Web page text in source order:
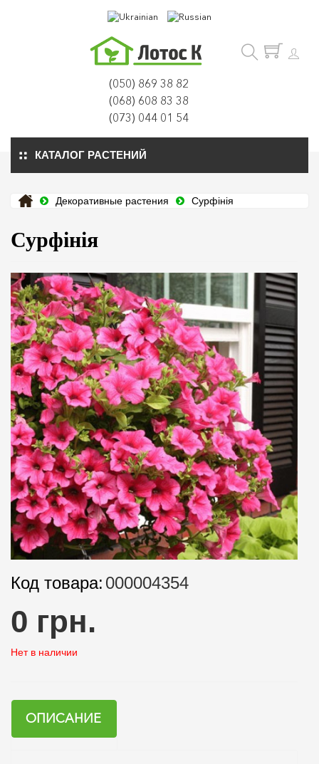
(050) 869 38 82
(068) 608 83 38
(073) 044 01 54
КАТАЛОГ РАСТЕНИЙ
Декоративные растения Сурфінія
Сурфінія
Код товара: 000004354
0 грн.
Нет в наличии
ОПИСАНИЕ